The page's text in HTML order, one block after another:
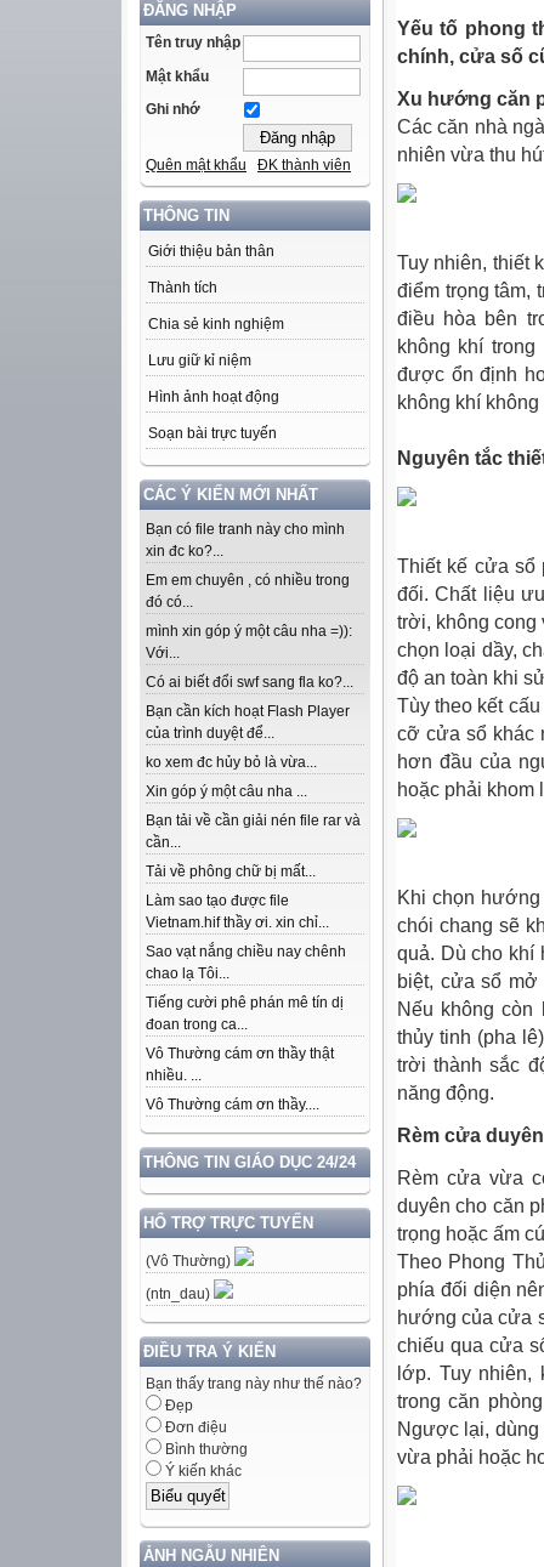
ĐĂNG NHẬP
Tên truy nhập
Mật khẩu
Ghi nhớ
Quên mật khẩu ĐK thành viên
THÔNG TIN
Giới thiệu bản thân
Thành tích
Chia sẻ kinh nghiệm
Lưu giữ kỉ niệm
Hình ảnh hoạt động
Soạn bài trực tuyến
CÁC Ý KIẾN MỚI NHẤT
Bạn có file tranh này cho mình
xin đc ko?...
Em em chuyên , có nhiều trong
đó có...
mình xin góp ý một câu nha =)):
Với...
Có ai biết đổi swf sang fla ko?...
Bạn cần kích hoạt Flash Player
của trình duyệt để...
ko xem đc hủy bỏ là vừa...
Xin góp ý một câu nha ...
Bạn tải về cần giải nén file rar và
cần...
Tải về phông chữ bị mất...
Làm sao tạo được file
Vietnam.hif thầy ơi. xin chỉ...
Sao vạt nắng chiều nay chênh
chao lạ Tôi...
Tiếng cười phê phán mê tín dị
đoan trong ca...
Vô Thường cám ơn thầy thật
nhiều. ...
Vô Thường cám ơn thầy....
THÔNG TIN GIÁO DỤC 24/24
HỔ TRỢ TRỰC TUYẾN
(Vô Thường)
(ntn_dau)
ĐIỀU TRA Ý KIẾN
Bạn thấy trang này như thế nào?
Đẹp
Đơn điệu
Bình thường
Ý kiến khác
ẢNH NGẪU NHIÊN
Yếu tố phong
chính, cửa số
Xu hướng căn
Các căn nhà
nhiên vừa thu
Tuy nhiên, thiết
điểm trọng tâm,
điều hòa bên
không khí
được ổn định
không khí
Nguyên tắc
Thiết kế cửa sổ
đối. Chất liệu
trời, không cong
chọn loại dầy,
độ an toàn khi
Tùy theo kết
cỡ cửa sổ khác
hơn đầu của
hoặc phải khom
Khi chọn
chói chang sẽ
quả. Dù cho khí
biệt, cửa sổ
Nếu không
thủy tinh (pha
trời thành sắc
năng động.
Rèm cửa
Rèm cửa vừa
duyên cho căn
trọng hoặc ấm
Theo Phong
phía đối diện
hướng của cửa
chiếu qua cửa
lớp. Tuy
trong căn
Ngược lại, dùng
vừa phải hoặc